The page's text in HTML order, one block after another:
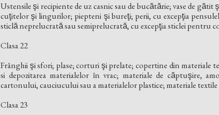
Ustensile şi recipiente de uz casnic sau de bucătărie; vase de
cuţitelor şi lingurilor; piepteni şi bureţi; perii, cu excepţia
sticlă neprelucrată sau semiprelucrată, cu excepţia sticlei pentru
Clasa 22
Frânghii şi sfori; plase; corturi şi prelate; copertine din materiale
si depozitarea materialelor în vrac; materiale de căptuşire,
cartonului, cauciucului sau a materialelor plastice; materiale
Clasa 23